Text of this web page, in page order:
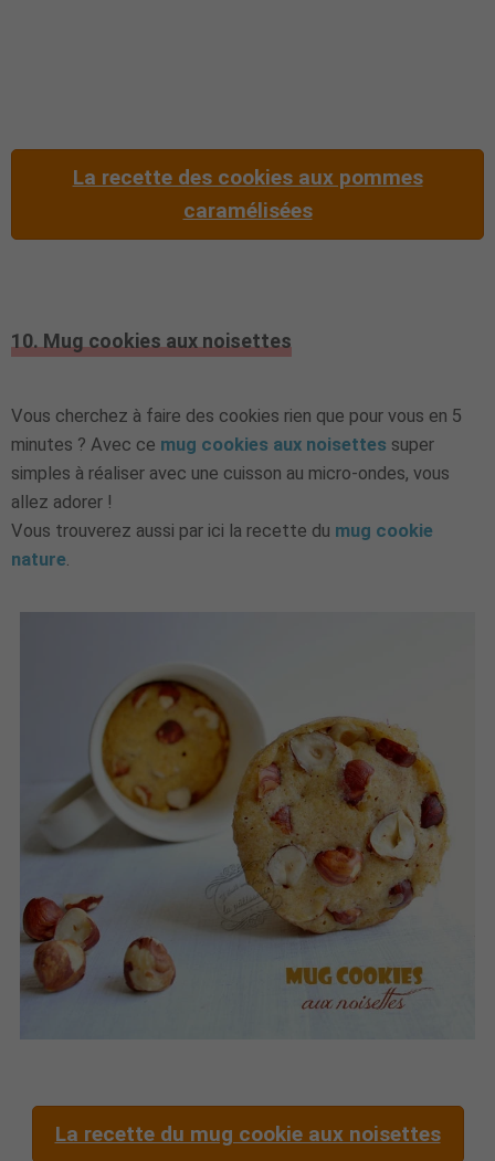
La recette des cookies aux pommes
caramélisées
10. Mug cookies aux noisettes
Vous cherchez à faire des cookies rien que pour vous en 5
minutes ? Avec ce mug cookies aux noisettes super
simples à réaliser avec une cuisson au micro-ondes, vous
allez adorer !
Vous trouverez aussi par ici la recette du mug cookie
nature
La recette du mug cookie aux noisettes